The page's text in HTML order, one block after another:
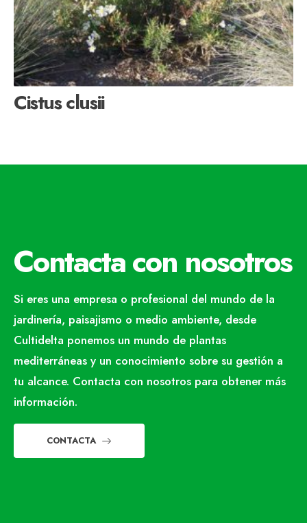
Cistus clusii
Contacta con nosotros
Si eres una empresa o profesional del mundo de la
jardinería, paisajismo o medio ambiente, desde
Cultidelta ponemos un mundo de plantas
mediterráneas y un conocimiento sobre su gestión a
tu alcance. Contacta con nosotros para obtener más
información.
CONTACTA